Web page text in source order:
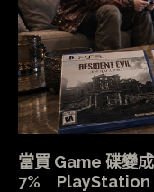
當買 Game 碟變
7% PlayStation